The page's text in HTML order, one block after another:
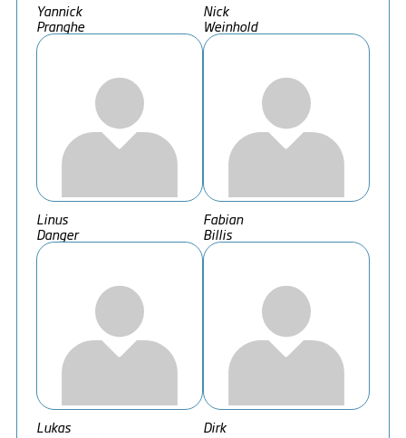
Yannick
Pranghe
Nick
Weinhold
Linus
Danger
Fabian
Billis
Lukas
Dirk